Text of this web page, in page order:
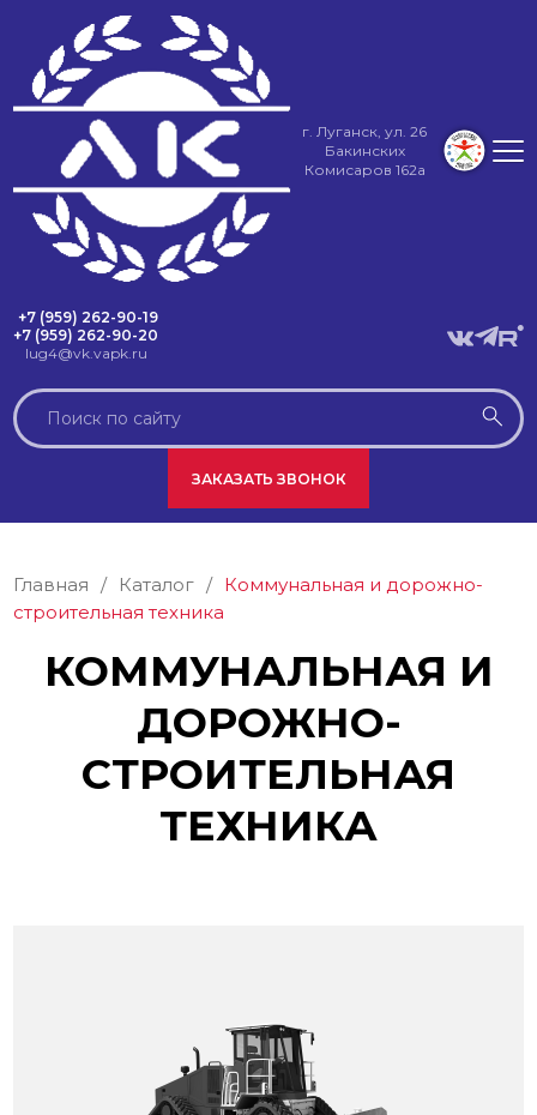
г. Луганск, ул. 26
Бакинских
Комисаров 162а
+7 (959) 262-90-19
+7 (959) 262-90-20
lug4@vk.vapk.ru
ЗАКАЗАТЬ ЗВОНОК
Главная / Каталог / Коммунальная и дорожно-
строительная техника
КОММУНАЛЬНАЯ И
ДОРОЖНО-
СТРОИТЕЛЬНАЯ
ТЕХНИКА